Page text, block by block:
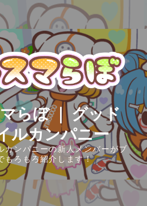
らぼ ｜ グッド
ルカンパニー
カンパニーの新人メンバーがブ
もろもろ紹介します！